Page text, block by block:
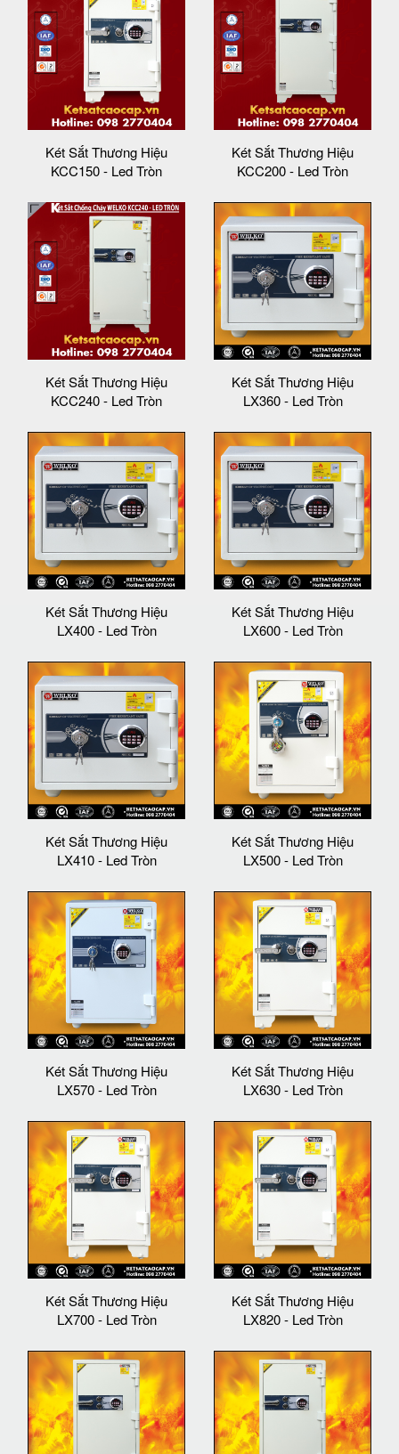
Két Sắt Thương Hiệu
KCC150 - Led Tròn
Két Sắt Thương Hiệu
KCC200 - Led Tròn
Két Sắt Thương Hiệu
KCC240 - Led Tròn
Két Sắt Thương Hiệu
LX360 - Led Tròn
Két Sắt Thương Hiệu
LX400 - Led Tròn
Két Sắt Thương Hiệu
LX600 - Led Tròn
Két Sắt Thương Hiệu
LX410 - Led Tròn
Két Sắt Thương Hiệu
LX500 - Led Tròn
Két Sắt Thương Hiệu
LX570 - Led Tròn
Két Sắt Thương Hiệu
LX630 - Led Tròn
Két Sắt Thương Hiệu
LX700 - Led Tròn
Két Sắt Thương Hiệu
LX820 - Led Tròn